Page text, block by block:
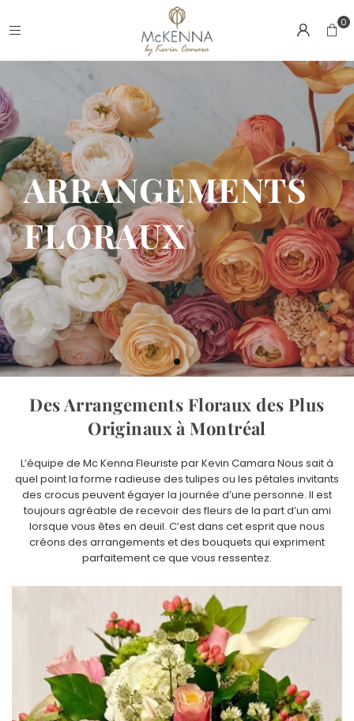
0
ARRANGEMENTS
FLORAUX
Des Arrangements Floraux des Plus
Originaux à Montréal
L’équipe de Mc Kenna Fleuriste par Kevin Camara Nous sait à
quel point la forme radieuse des tulipes ou les pétales invitants
des crocus peuvent égayer la journée d’une personne. Il est
toujours agréable de recevoir des fleurs de la part d’un ami
lorsque vous êtes en deuil. C’est dans cet esprit que nous
créons des arrangements et des bouquets qui expriment
parfaitement ce que vous ressentez.